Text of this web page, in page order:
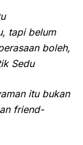
tapi belum
boleh,
Sedu
itu bukan
friend-